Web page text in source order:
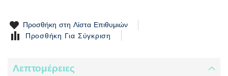
Προσθήκη στη Λίστα Επιθυμιών
Προσθήκη Για Σύγκριση
Λεπτομέρειες